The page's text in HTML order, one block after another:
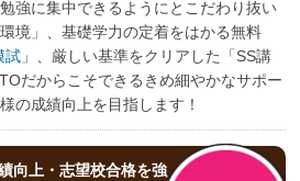
強に集中できるようにとこだわり抜い
境」、基礎学力の定着をはかる無料
試」、厳しい基準をクリアした「SS講
だからこそできるきめ細やかなサポー
の成績向上を目指します！
向上・志望校合格を強